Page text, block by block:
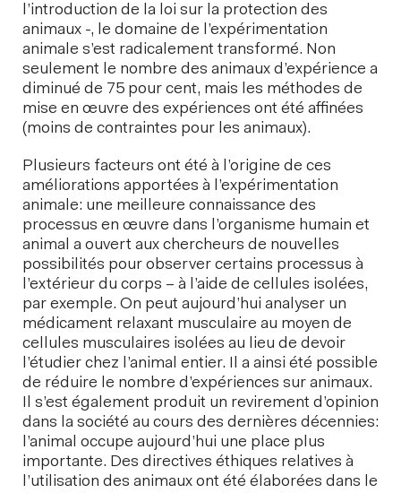
l’introduction de la loi sur la protection des
animaux -, le domaine de l’expérimentation
animale s’est radicalement transformé. Non
seulement le nombre des animaux d’expérience a
diminué de 75 pour cent, mais les méthodes de
mise en œuvre des expériences ont été affinées
(moins de contraintes pour les animaux).
Plusieurs facteurs ont été à l’origine de ces
améliorations apportées à l’expérimentation
animale: une meilleure connaissance des
processus en œuvre dans l’organisme humain et
animal a ouvert aux chercheurs de nouvelles
possibilités pour observer certains processus à
l’extérieur du corps – à l’aide de cellules isolées,
par exemple. On peut aujourd’hui analyser un
médicament relaxant musculaire au moyen de
cellules musculaires isolées au lieu de devoir
l’étudier chez l’animal entier. Il a ainsi été possible
de réduire le nombre d’expériences sur animaux.
Il s’est également produit un revirement d’opinion
dans la société au cours des dernières décennies:
l’animal occupe aujourd’hui une place plus
importante. Des directives éthiques relatives à
l’utilisation des animaux ont été élaborées dans le